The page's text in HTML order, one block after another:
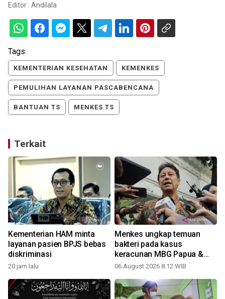
Editor : Andilala
Tags:
KEMENTERIAN KESEHATAN KEMENKES
PEMULIHAN LAYANAN PASCABENCANA
BANTUAN TS MENKES TS
Terkait
Kementerian HAM minta
layanan pasien BPJS bebas
diskriminasi
20 jam lalu
Menkes ungkap temuan
bakteri pada kasus
keracunan MBG Papua &
Semarang
06 August 2026 8:12 WIB